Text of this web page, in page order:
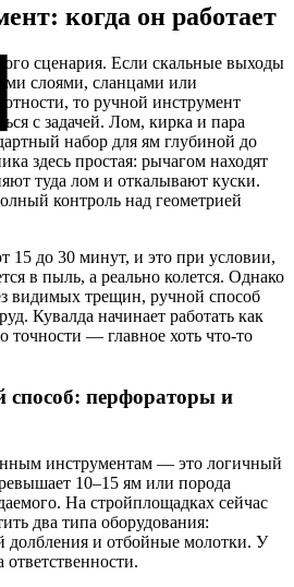
когда он работает
сценария. Если скальные выходы
слоями, сланцами или
то ручной инструмент
с задачей. Лом, кирка и пара
набор для ям глубиной до
здесь простая: рычагом находят
туда лом и откалывают куски.
контроль над геометрией
15 до 30 минут, и это при условии,
в пыль, а реально колется. Однако
видимых трещин, ручной способ
Кувалда начинает работать как
точности — главное хоть что-то
перфораторы и
инструментам — это логичный
10–15 ям или порода
На стройплощадках сейчас
два типа оборудования:
долбления и отбойные молотки. У